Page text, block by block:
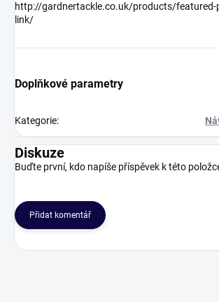
http://gardnertackle.co.uk/products/
link/
Doplňkové parametry
Kategorie:
Diskuze
Buďte první, kdo napíše příspěvek k této
Přidat komentář